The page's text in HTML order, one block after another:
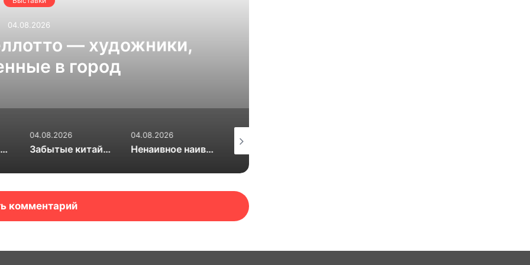
04.08.2026
— художники,
в город
Игоря Грабаря показывают на второй малой родине
04.08.2026
Забытые китайские концептуалисты возвращаются к зрителям
04.08.2026
Ненаивное наивное показывают в «Царицыно»
комментарий